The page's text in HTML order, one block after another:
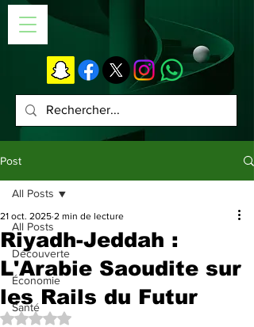
Post
All Posts
Découverte
Économie
Santé
All Posts
Riyadh-Jeddah :
L'Arabie Saoudite sur
les Rails du Futur
21 oct. 2025 2 min de lecture
Noté NaN étoiles sur 5.